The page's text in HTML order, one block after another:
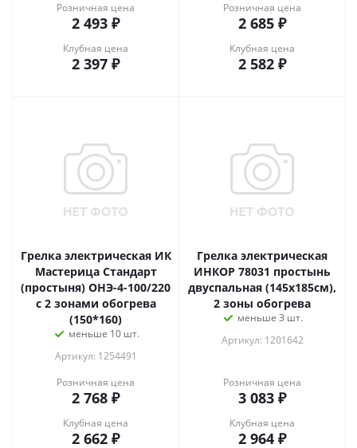
Розничная цена
2 493 ₽
Клубная цена
2 397 ₽
Розничная цена
2 685 ₽
Клубная цена
2 582 ₽
Грелка электрическая ИК
Мастерица Стандарт
(простыня) ОНЭ-4-100/220
с 2 зонами обогрева
(150*160)
меньше 10 шт.
Артикул: 1254491
Розничная цена
2 768 ₽
Клубная цена
2 662 ₽
Грелка электрическая
ИНКОР 78031 простынь
двуспальная (145х185см),
2 зоны обогрева
меньше 3 шт.
Артикул: 1201642
Розничная цена
3 083 ₽
Клубная цена
2 964 ₽